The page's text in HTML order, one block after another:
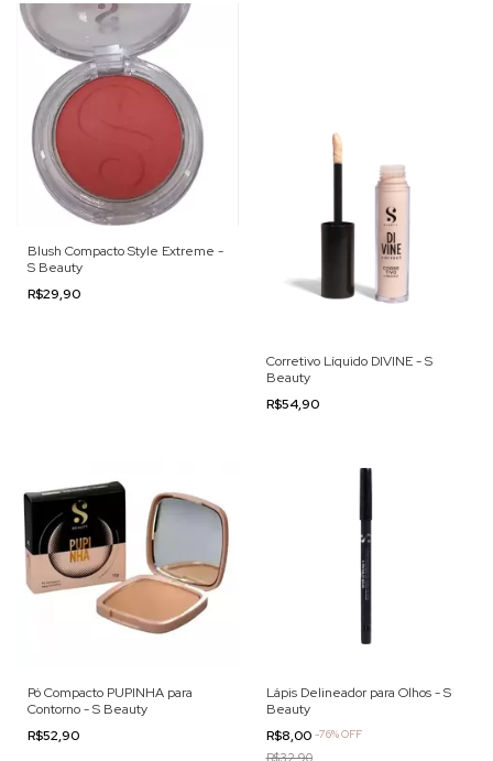
Blush Compacto Style Extreme -
S Beauty
R$29,90
Corretivo Líquido DIVINE - S
Beauty
R$54,90
Pó Compacto PUPINHA para
Contorno - S Beauty
R$52,90
Lápis Delineador para Olhos - S
Beauty
R$8,00 -76%OFF
R$32,90